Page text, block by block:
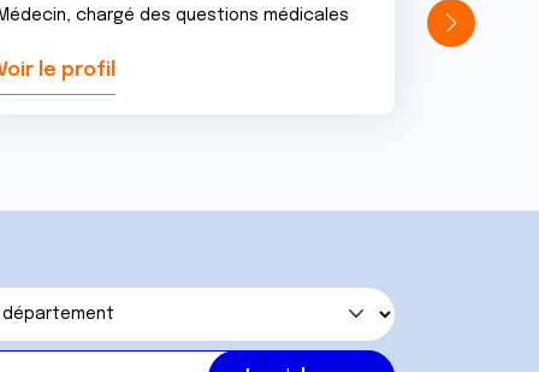
Médecin, chargé des questions médicales
le profil